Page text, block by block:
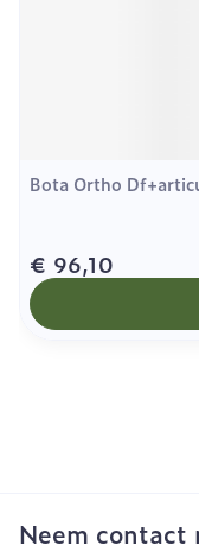
Bota Ortho
€ 96,10
Neem contact